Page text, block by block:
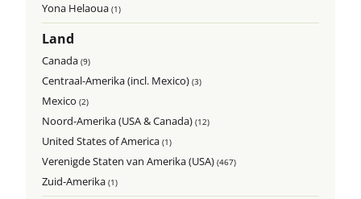
Yona Helaoua(1)
Land
Canada(9)
Centraal-Amerika (incl. Mexico)(3)
Mexico(2)
Noord-Amerika (USA & Canada)(12)
United States of America(1)
Verenigde Staten van Amerika (USA)(467)
Zuid-Amerika(1)